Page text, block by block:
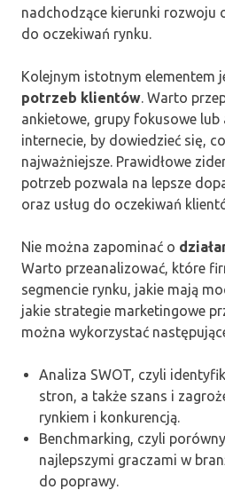
nadchodzące kierunki
do oczekiwań rynku.
Kolejnym istotnym elementem
potrzeb klientów. Warto
ankietowe, grupy fokusowe lub
internecie, by dowiedzieć się,
najważniejsze. Prawidłowe
potrzeb pozwala na lepsze
oraz usług do oczekiwań
Nie można zapominać o
Warto przeanalizować, które
segmencie rynku, jakie mają
jakie strategie marketingowe
można wykorzystać
Analiza SWOT, czyli
stron, a także szans i
rynkiem i konkurencją.
Benchmarking, czyli
najlepszymi graczami w
do poprawy.